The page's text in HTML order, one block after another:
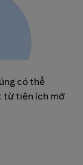
có thể
từ tiện ích mở